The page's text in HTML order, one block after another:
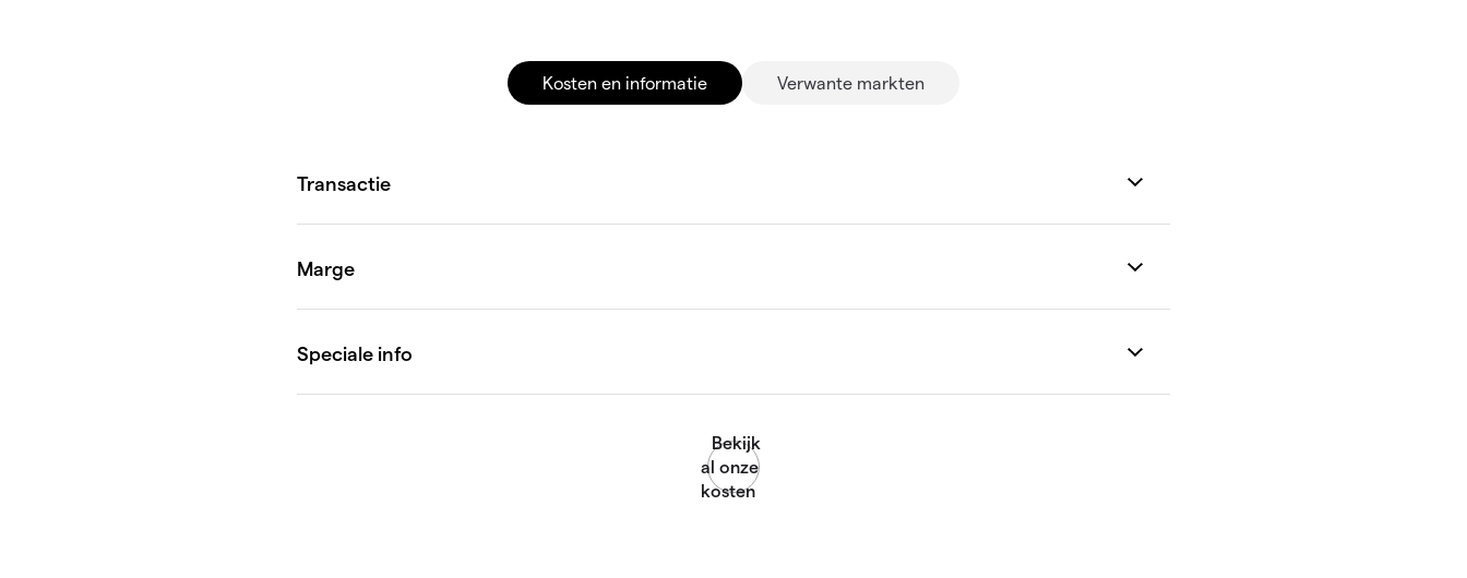
Kosten en informatie Verwante markten